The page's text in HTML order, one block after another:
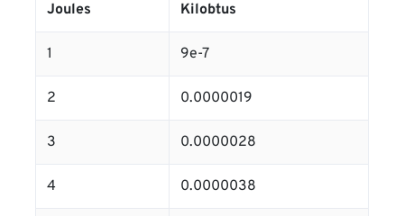
Joules Kilobtus
1 9e-7
2 0.0000019
3 0.0000028
4 0.0000038